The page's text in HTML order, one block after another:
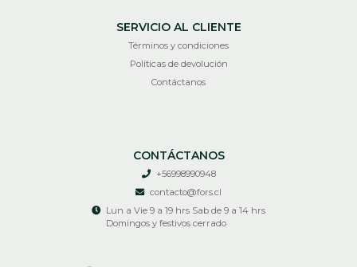
SERVICIO AL CLIENTE
Términos y condiciones
Políticas de devolución
Contáctanos
CONTÁCTANOS
+56998990948
contacto@fors.cl
Lun a Vie 9 a 19 hrs Sab de 9 a 14 hrs
Domingos y festivos cerrado